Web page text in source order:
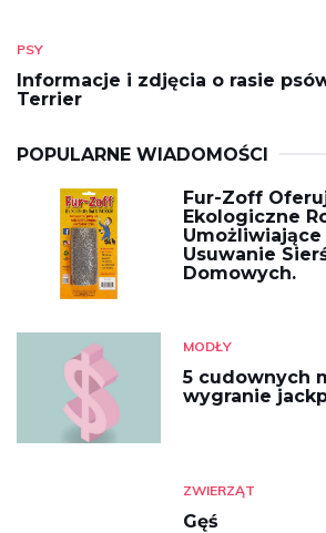
PSY
Informacje i zdjęcia o rasie
Terrier
POPULARNE WIADOMOŚCI
Fur-Zoff
Ekologiczne
Usuwanie
Domowych.
MODŁY
5 cudownych
wygranie
ZWIERZĄT
Gęś